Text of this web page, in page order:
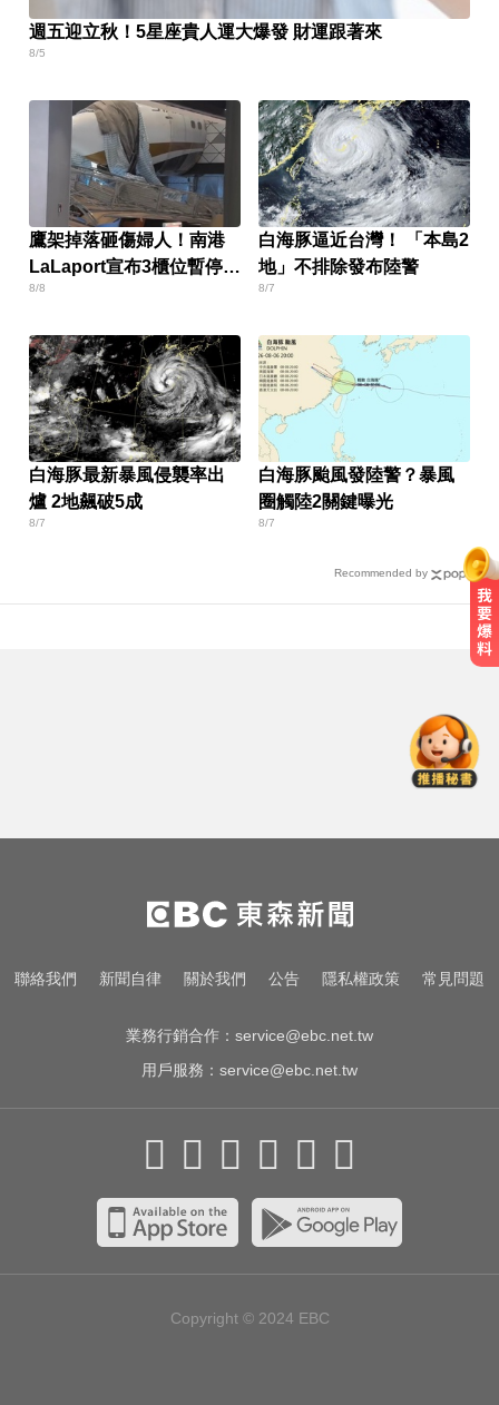
週五迎立秋！5星座貴人運大爆發 財運跟著來
8/5
鷹架掉落砸傷婦人！南港
LaLaport宣布3櫃位暫停營
業
8/8
白海豚逼近台灣！ 「本島2
地」不排除發布陸警
8/7
白海豚最新暴風侵襲率出
爐 2地飆破5成
8/7
白海豚颱風發陸警？暴風
圈觸陸2關鍵曝光
8/7
Recommended by
小吃店包廂多次性侵
TPBL／林庭謙重磅加盟戰神！鐵粉
追3000特報喊：不加班了
千金股跌落神壇！國巨收540元 分
聯絡我們 新聞自律 關於我們 公告 隱私權政策 常見問題
業務行銷合作： service@ebc.net.tw
用戶服務： service@ebc.net.tw
Copyright © 2024 EBC